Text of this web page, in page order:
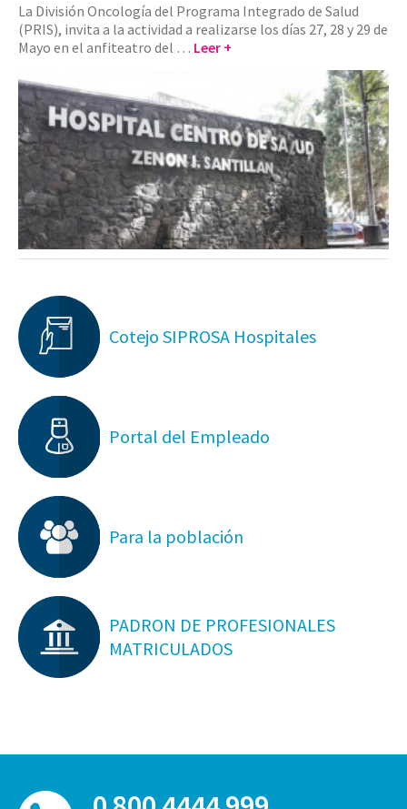
La División Oncología del Programa Integrado de Salud
(PRIS), invita a la actividad a realizarse los días 27, 28 y 29 de
Mayo en el anfiteatro del … Leer +
Cotejo SIPROSA Hospitales
Portal del Empleado
Para la población
PADRON DE PROFESIONALES
MATRICULADOS